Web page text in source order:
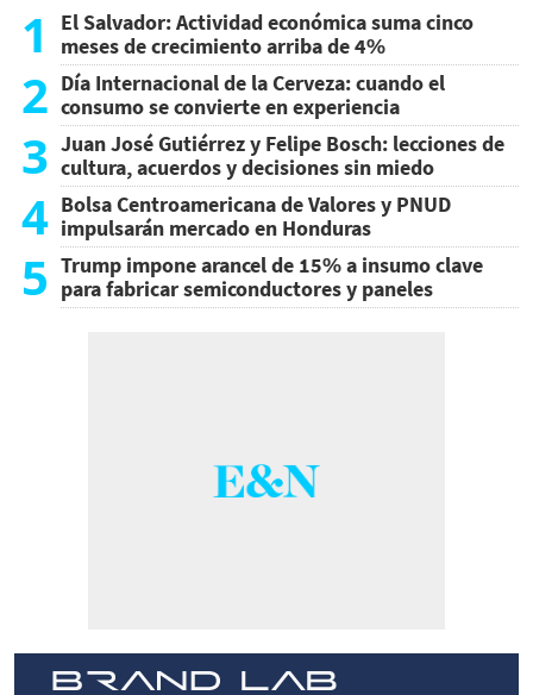
1
El Salvador: Actividad económica suma cinco
meses de crecimiento arriba de 4%
2 Día Internacional de la Cerveza: cuando el
consumo se convierte en experiencia
3 Juan José Gutiérrez y Felipe Bosch: lecciones de
cultura, acuerdos y decisiones sin miedo
4 Bolsa Centroamericana de Valores y PNUD
impulsarán mercado en Honduras
5 Trump impone arancel de 15% a insumo clave
para fabricar semiconductores y paneles